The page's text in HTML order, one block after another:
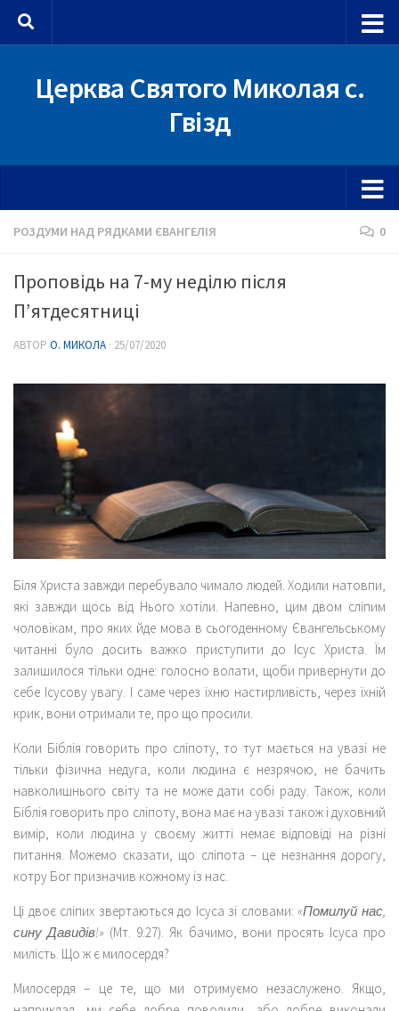
Skip to content
Церква Святого Миколая с.
Гвізд
РОЗДУМИ НАД РЯДКАМИ ЄВАНГЕЛІЯ 0
Проповідь на 7-му неділю після
П’ятдесятниці
АВТОР О. МИКОЛА · 25/07/2020
Біля Христа завжди перебувало чимало людей. Ходили натовпи,
які завжди щось від Нього хотіли. Напевно, цим двом сліпим
чоловікам, про яких йде мова в сьогоденному Євангельському
читанні було досить важко приступити до Ісус Христа. Їм
залишилося тільки одне: голосно волати, щоби привернути до
себе Ісусову увагу. І саме через їхню настирливість, через їхній
крик, вони отримали те, про що просили.
Коли Біблія говорить про сліпоту, то тут мається на увазі не
тільки фізична недуга, коли людина є незрячою, не бачить
навколишнього світу та не може дати собі раду. Також, коли
Біблія говорить про сліпоту, вона має на увазі також і духовний
вимір, коли людина у своєму житті немає відповіді на різні
питання. Можемо сказати, що сліпота – це незнання дорогу,
котру Бог призначив кожному із нас.
Ці двоє сліпих звертаються до Ісуса зі словами:«Помилуй нас,
сину Давидів!» (Мт. 9:27). Як бачимо, вони просять Ісуса про
милість. Що ж є милосердя?
Милосердя – це те, що ми отримуємо незаслужено. Якщо,